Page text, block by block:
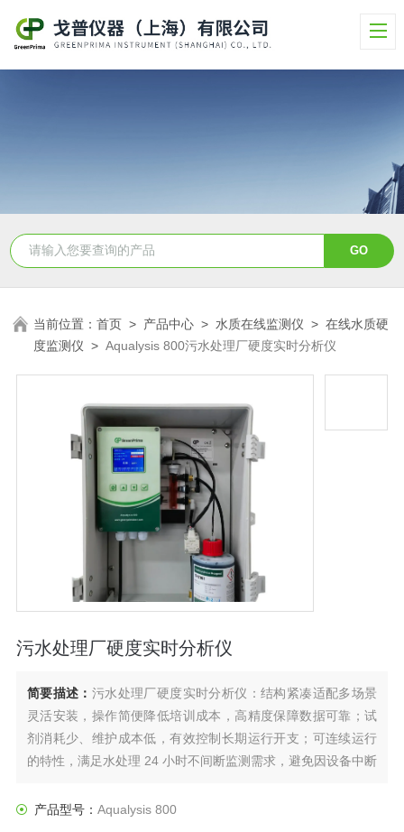
当前位置：首页 > 产品中心 > 水质在线监测仪 >在线水质硬
度监测仪 >Aqualysis 800污水处理厂硬度实时分析仪
污水处理厂硬度实时分析仪
简要描述： 污水处理厂硬度实时分析仪：结构紧凑适配多场景
灵活安装，操作简便降低培训成本，高精度保障数据可靠；试
剂消耗少、维护成本低，有效控制长期运行开支；可连续运行
的特性，满足水处理 24 小时不间断监测需求，避免因设备中断
产品型号： Aqualysis 800